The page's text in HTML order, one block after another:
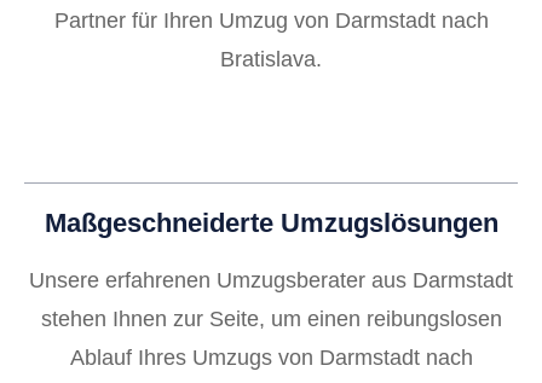
Partner für Ihren Umzug von Darmstadt nach
Bratislava.
Maßgeschneiderte Umzugslösungen
Unsere erfahrenen Umzugsberater aus Darmstadt
stehen Ihnen zur Seite, um einen reibungslosen
Ablauf Ihres Umzugs von Darmstadt nach